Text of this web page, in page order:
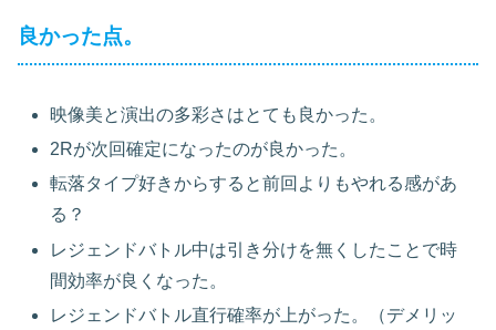
良かった点。
映像美と演出の多彩さはとても良かった。
2Rが次回確定になったのが良かった。
転落タイプ好きからすると前回よりもやれる感があ
る？
レジェンドバトル中は引き分けを無くしたことで時
間効率が良くなった。
レジェンドバトル直行確率が上がった。（デメリッ